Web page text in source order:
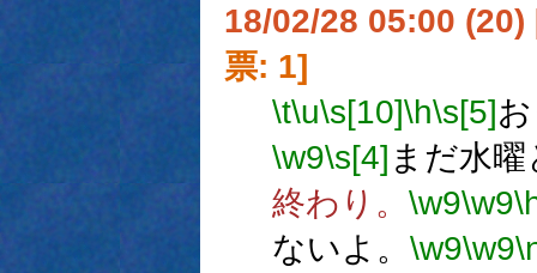
18/02/28 05:00 (20)
票: 1]
\t\u\s[10]\h\s[5]
\w9\s[4] まだ水
終わり。 \w9\w9
ないよ。 \w9\w9